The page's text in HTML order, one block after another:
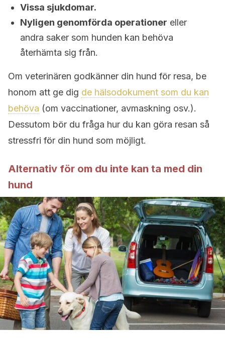
Vissa sjukdomar.
Nyligen genomförda operationer eller
andra saker som hunden kan behöva
återhämta sig från.
Om veterinären godkänner din hund för resa, be
honom att ge dig de hälsodokument som du kan
behöva (om vaccinationer, avmaskning osv.).
Dessutom bör du fråga hur du kan göra resan så
stressfri för din hund som möjligt.
Alternativ för om du inte kan ta med din
hund